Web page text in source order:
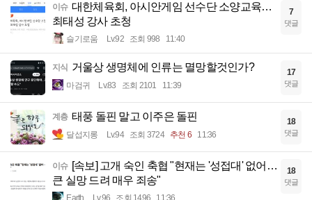
이슈 대한체육회, 아시안게임 선수단 소양교육…
최태성 강사 초청
슬기로움 Lv.92 조회 998 11:40
7
댓글
지식 거울상 생명체에 인류는 멸망할것인가?
마검귀 Lv.83 조회 2101 11:39
17
댓글
계층 태풍 돌핀 말고 이주은 돌핀
달섭지롱 Lv.94 조회 3724 추천 6 11:36
18
댓글
이슈
[속보] 고개 숙인 축협 "현재는 '성접대' 없어…
큰 실망 드려 매우 죄송"
18
댓글